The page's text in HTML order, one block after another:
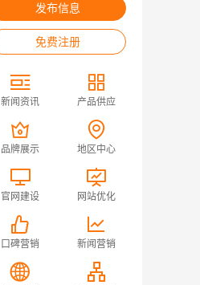
发布信息
免费注册
新闻资讯 产品供应
品牌展示 地区中心
官网建设 网站优化
口碑营销 新闻营销